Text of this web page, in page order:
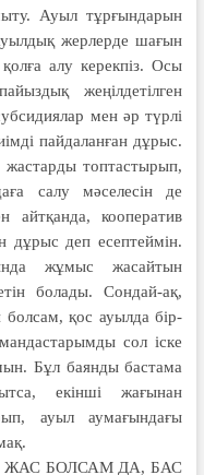
Ауыл тұрғындарын
жерлерде шағын
алу керекпіз. Осы
жеңілдетілген
мен әр түрлі
пайдаланған дұрыс.
жастарды топтастырып,
салу мәселесін де
айтқанда, кооператив
дұрыс деп есептеймін.
жұмыс жасайтын
болады. Сондай-ақ,
қос ауылда бір-
сол іске
Бұл баянды бастама
екінші жағынан
ауыл аумағындағы
БОЛСАМ ДА, БАС